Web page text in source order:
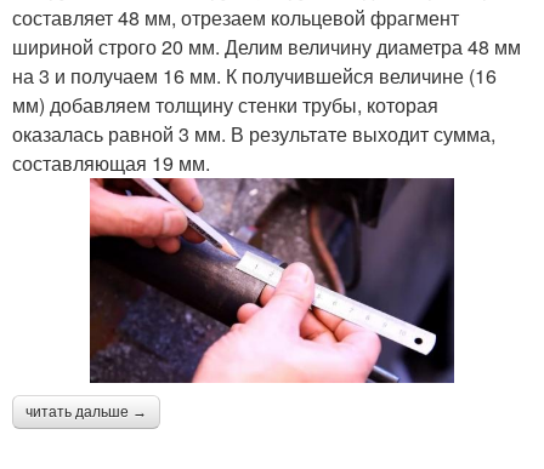
составляет 48 мм, отрезаем кольцевой фрагмент
шириной строго 20 мм. Делим величину диаметра 48 мм
на 3 и получаем 16 мм. К получившейся величине (16
мм) добавляем толщину стенки трубы, которая
оказалась равной 3 мм. В результате выходит сумма,
составляющая 19 мм.
читать дальше →